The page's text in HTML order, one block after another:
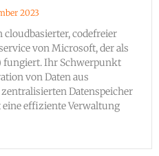
2023
cloudbasierter, codefreier
von Microsoft, der als
fungiert. Ihr Schwerpunkt
von Daten aus
Datenspeicher
effiziente Verwaltung